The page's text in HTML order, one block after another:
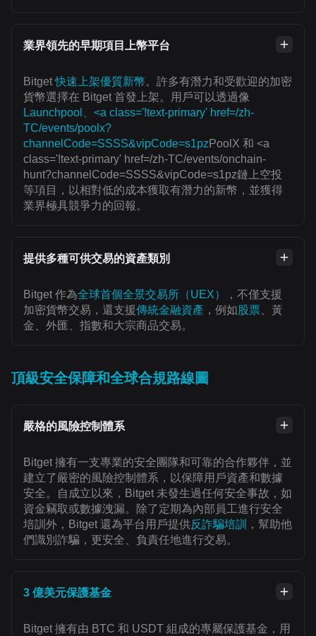
業界領先的早期項目上幣平台
Bitget快速上架優質新幣。許多有潛力和受歡迎的加密
貨幣選擇在 Bitget 首發上架。用戶可以透過像
Launchpool、<a class='!text-primary' href=/zh-
TC/events/poolx?
channelCode=SSSS&vipCode=s1pzPoolX 和 <a
class='!text-primary' href=/zh-TC/events/onchain-
hunt?channelCode=SSSS&vipCode=s1pz鏈上空投
等項目，以相對低的成本獲取有潛力的新幣，並獲得
業界極具競爭力的回報。
提供多種可供交易的資產類別
Bitget 作為全球首個全景交易所（UEX）
，不僅支援
加密貨幣交易，還支援傳統金融資產 ，例如 股票 、黃
金、外匯、指數和大宗商品交易。
頂級安全保障和全球合規路線圖
嚴格的風險控制體系
Bitget 擁有一支專業的安全團隊和可靠的合作夥伴，並
建立了嚴密的風險控制體系，以保障用戶資產和數據
安全。自成立以來，Bitget 未發生過任何安全事故，如
資金竊取或數據洩漏。除了定期為內部員工進行安全
培訓外，Bitget 還為平台用戶提供反詐騙培訓
，幫助他
們識別詐騙，更安全、負責任地進行交易。
3 億美元保護基金
Bitget 擁有由 BTC 和 USDT 組成的專屬保護基金，用